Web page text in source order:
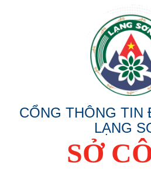
CỔNG THÔNG TIN
LẠNG
SỞ